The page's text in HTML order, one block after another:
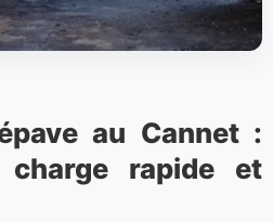
au Cannet :
rapide et